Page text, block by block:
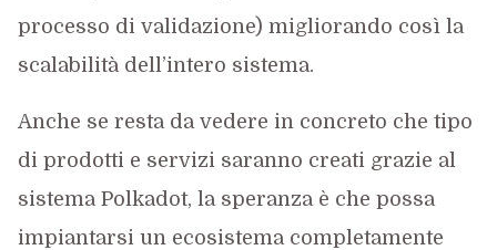
processo di validazione) migliorando così la
scalabilità dell’intero sistema.
Anche se resta da vedere in concreto che tipo
di prodotti e servizi saranno creati grazie al
sistema Polkadot, la speranza è che possa
impiantarsi un ecosistema completamente